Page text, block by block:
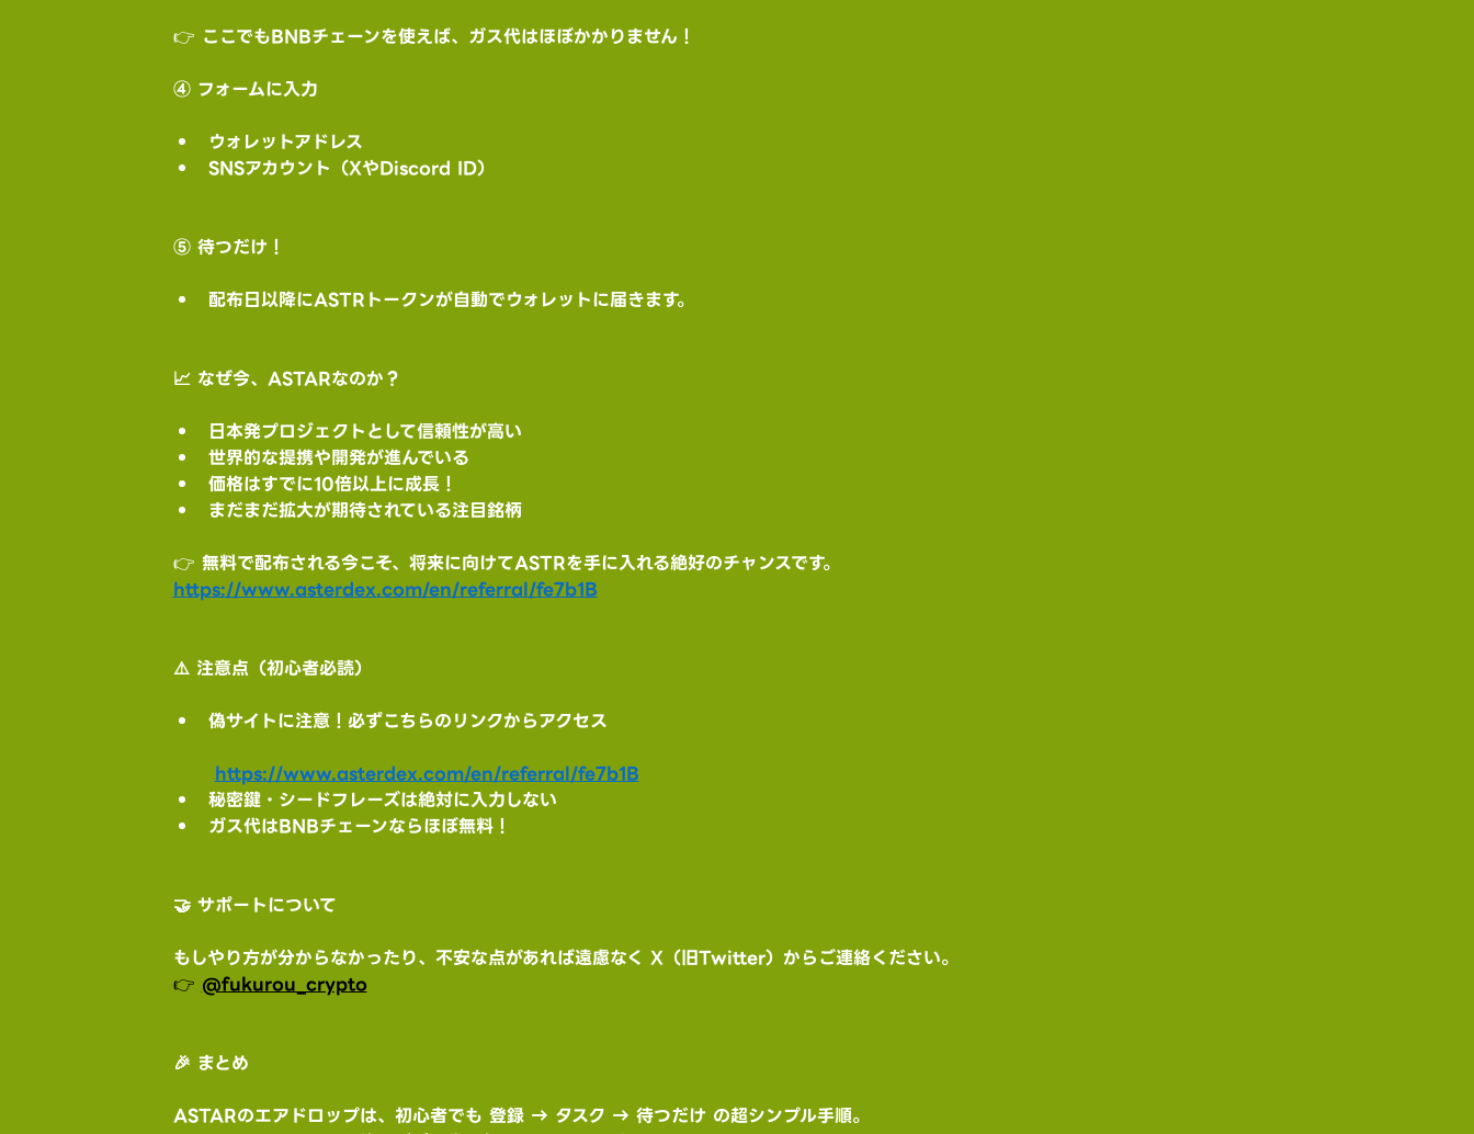
👉 ここでもBNBチェーンを使えば、ガス代はほぼかかりません！
④ フォームに入力
ウォレットアドレス
SNSアカウント（XやDiscord ID）
⑤ 待つだけ！
配布日以降にASTRトークンが自動でウォレットに届きます。
📈 なぜ今、ASTARなのか？
日本発プロジェクトとして信頼性が高い
世界的な提携や開発が進んでいる
価格はすでに10倍以上に成長！
まだまだ拡大が期待されている注目銘柄
👉 無料で配布される今こそ、将来に向けてASTRを手に入れる絶好のチャンスです。
https://www.asterdex.com/en/referral/fe7b1B
⚠️ 注意点（初心者必読）
偽サイトに注意！必ずこちらのリンクからアクセス
https://www.asterdex.com/en/referral/fe7b1B
秘密鍵・シードフレーズは絶対に入力しない
ガス代はBNBチェーンならほぼ無料！
🤝 サポートについて
もしやり方が分からなかったり、不安な点があれば遠慮なく X（旧Twitter）からご連絡ください。
👉 @fukurou_crypto
🎉 まとめ
ASTARのエアドロップは、初心者でも 登録 → タスク → 待つだけ の超シンプル手順。